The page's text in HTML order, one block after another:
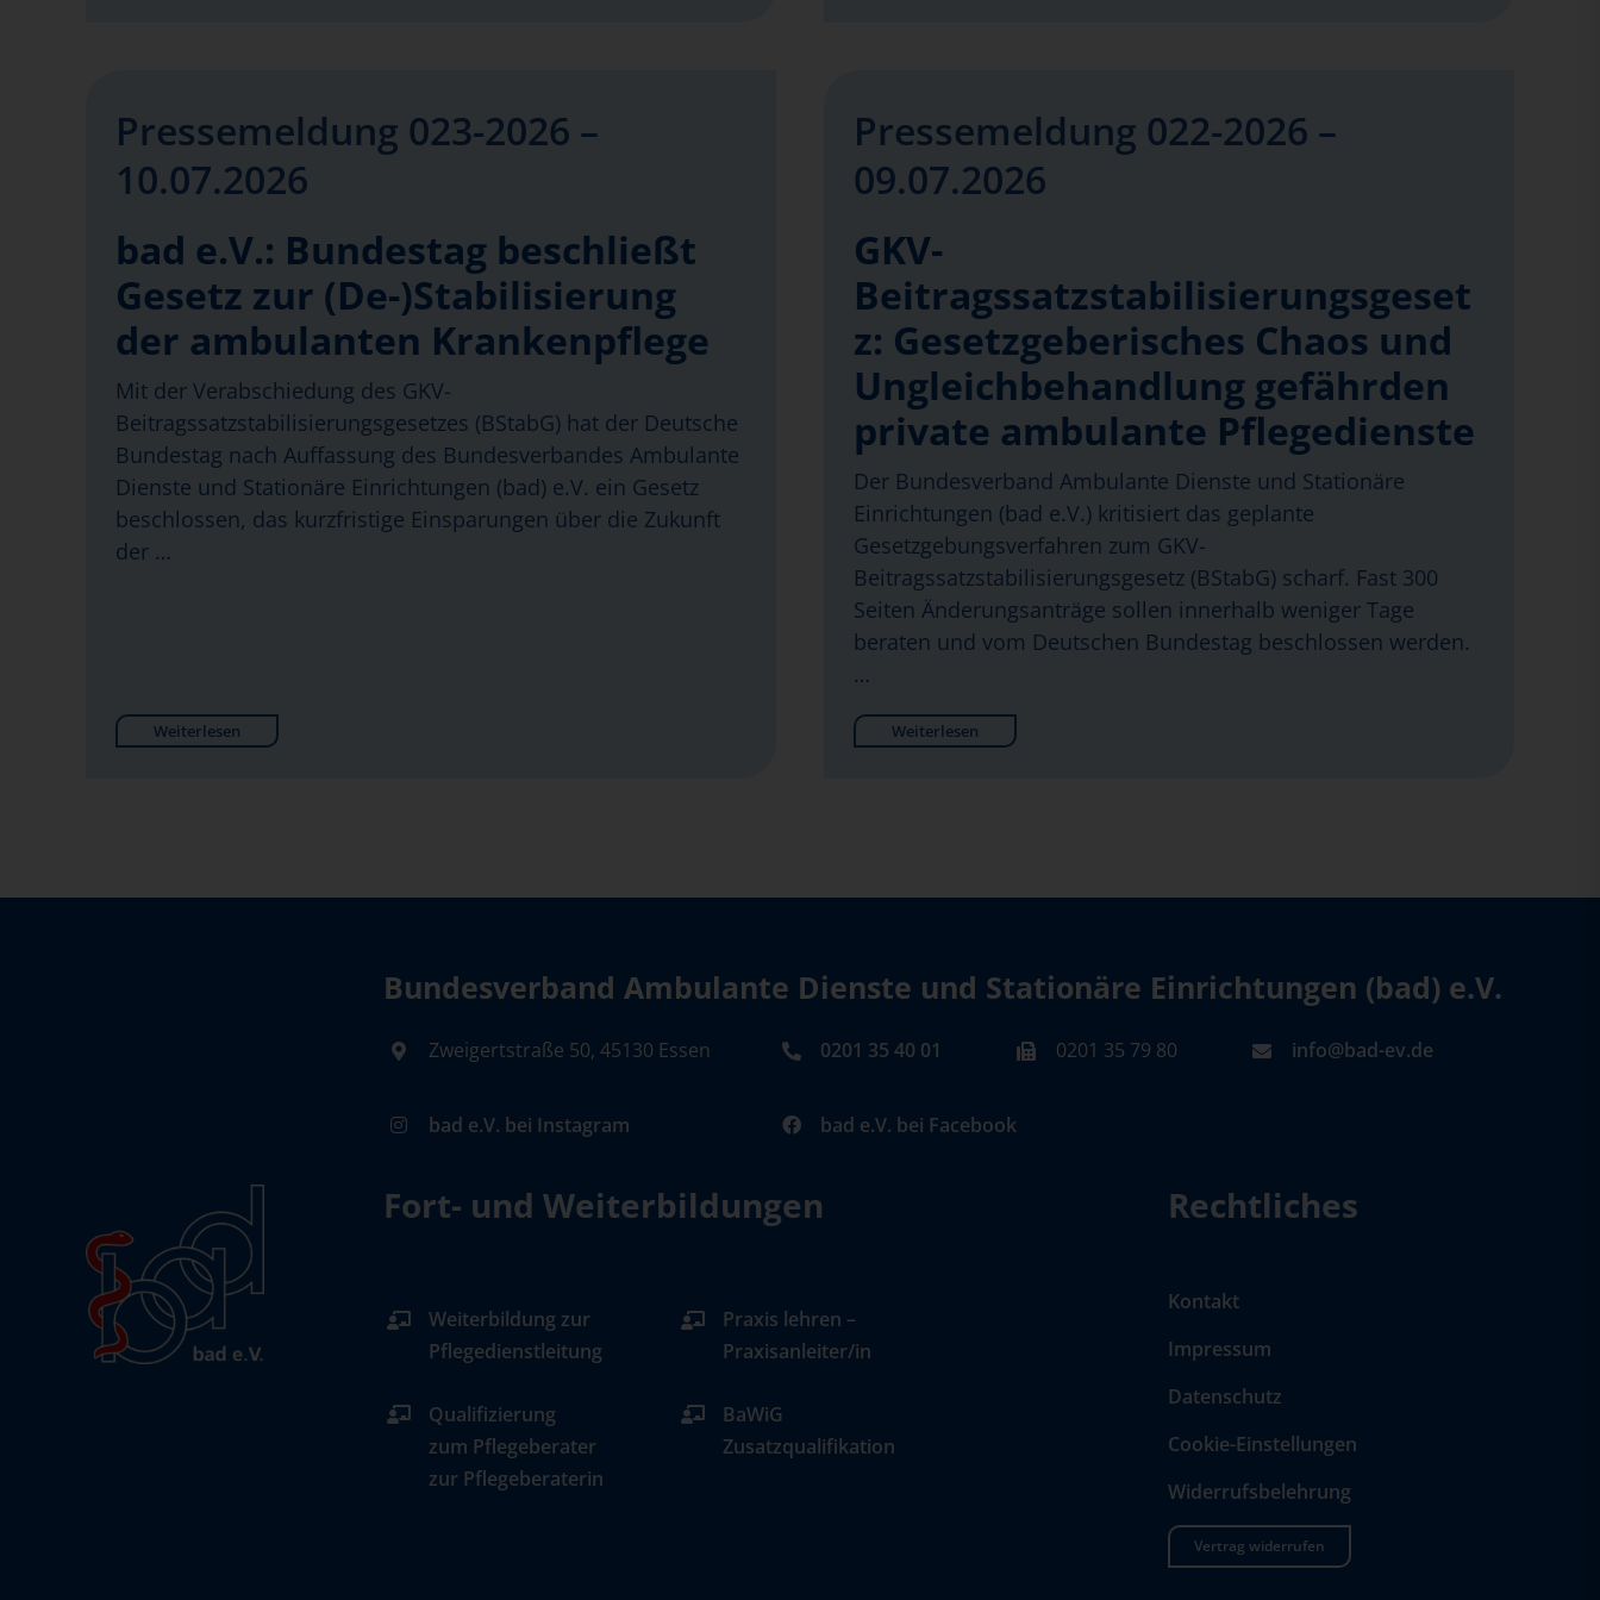
Pressemeldung 023-2026 –
10.07.2026
bad e.V.: Bundestag beschließt
Gesetz zur (De-)Stabilisierung
der ambulanten Krankenpflege
Mit der Verabschiedung des GKV-
Beitragssatzstabilisierungsgesetzes (BStabG) hat der Deutsche
Bundestag nach Auffassung des Bundesverbandes Ambulante
Dienste und Stationäre Einrichtungen (bad) e.V. ein Gesetz
beschlossen, das kurzfristige Einsparungen über die Zukunft
der …
Weiterlesen
Pressemeldung 022-2026 –
09.07.2026
GKV-
Beitragssatzstabilisierungsgeset
z: Gesetzgeberisches Chaos und
Ungleichbehandlung gefährden
private ambulante Pflegedienste
Der Bundesverband Ambulante Dienste und Stationäre
Einrichtungen (bad e.V.) kritisiert das geplante
Gesetzgebungsverfahren zum GKV-
Beitragssatzstabilisierungsgesetz (BStabG) scharf. Fast 300
Seiten Änderungsanträge sollen innerhalb weniger Tage
beraten und vom Deutschen Bundestag beschlossen werden.
…
Weiterlesen
Bundesverband Ambulante Dienste und Stationäre Einrichtungen (bad) e.V.
Zweigertstraße 50, 45130 Essen 0201 35 40 01 0201 35 79 80 info@bad-ev.de
bad e.V. bei Instagram bad e.V. bei Facebook
Fort- und Weiterbildungen Rechtliches
Weiterbildung zur
Pflegedienstleitung
Qualifizierung
zum Pflegeberater
zur Pflegeberaterin
Praxis lehren –
Praxisanleiter/in
BaWiG
Zusatzqualifikation
Kontakt
Impressum
Datenschutz
Cookie-Einstellungen
Widerrufsbelehrung
Vertrag widerrufen